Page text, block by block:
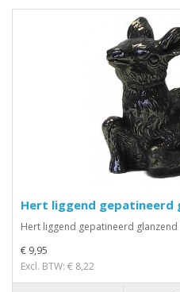
Hert liggend gepatineerd
Hert liggend gepatineerd
€ 9,95
Excl. BTW: € 8,22